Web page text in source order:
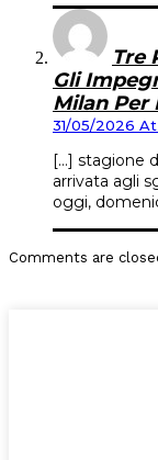
Tre
Gli
Milan Per
31/05/2026
[…] stagione
arrivata agli
oggi,
Comments are